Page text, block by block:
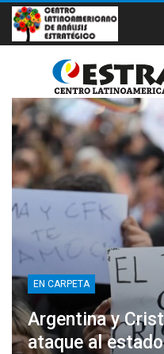
EN CARPETA
Argentina y
ataque al